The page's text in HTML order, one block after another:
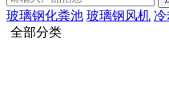
玻璃钢化粪池 玻璃钢风机 冷
全部分类